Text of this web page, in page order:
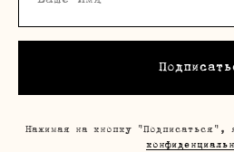
Нажимая на кнопку "Подписаться",